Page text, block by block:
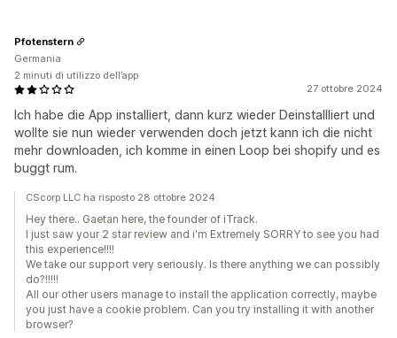
27 ottobre 2024
Ich habe die App installiert, dann kurz wieder Deinstallliert und
wollte sie nun wieder verwenden doch jetzt kann ich die nicht
mehr downloaden, ich komme in einen Loop bei shopify und es
buggt rum.
Pfotenstern
Germania
2 minuti di utilizzo dell’app
CScorp LLC ha risposto 28 ottobre 2024
Hey there.. Gaetan here, the founder of iTrack.
I just saw your 2 star review and i'm Extremely SORRY to see you had
this experience!!!!
We take our support very seriously. Is there anything we can possibly
do?!!!!!
All our other users manage to install the application correctly, maybe
you just have a cookie problem. Can you try installing it with another
browser?